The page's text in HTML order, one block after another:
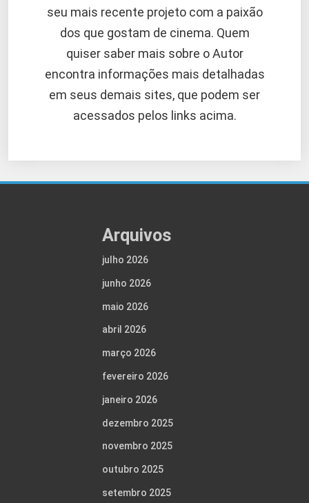
seu mais recente projeto com a paixão
dos que gostam de cinema. Quem
quiser saber mais sobre o Autor
encontra informações mais detalhadas
em seus demais sites, que podem ser
acessados pelos links acima.
Arquivos
julho 2026
junho 2026
maio 2026
abril 2026
março 2026
fevereiro 2026
janeiro 2026
dezembro 2025
novembro 2025
outubro 2025
setembro 2025